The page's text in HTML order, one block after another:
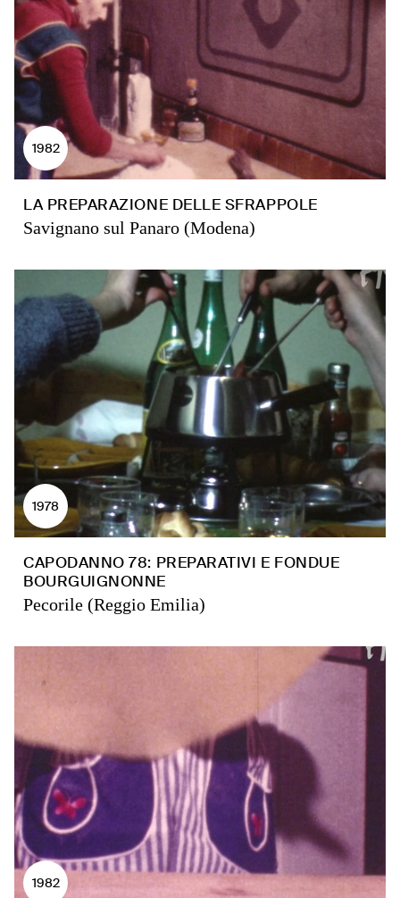
1982
LA PREPARAZIONE DELLE SFRAPPOLE
Savignano sul Panaro (Modena)
1978
CAPODANNO 78: PREPARATIVI E FONDUE
BOURGUIGNONNE
Pecorile (Reggio Emilia)
1982